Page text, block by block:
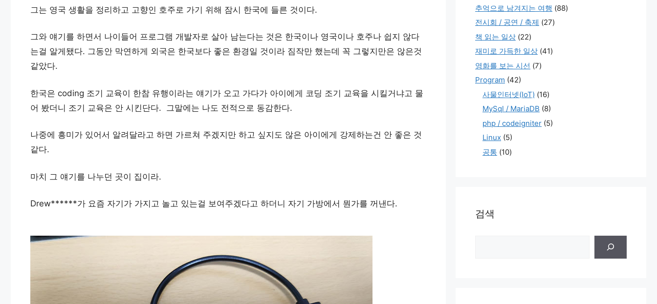
그는 영국 생활을 정리하고 고향인 호주로 가기 위해 잠시 한국에 들른 것이다.
그와 얘기를 하면서 나이들어 프로그램 개발자로 살아 남는다는 것은 한국이나 영국이나 호주나 쉽지 않다
는걸 알게됐다. 그동안 막연하게 외국은 한국보다 좋은 환경일 것이라 짐작만 했는데 꼭 그렇지만은 않은것
같았다.
한국은 coding 조기 교육이 한참 유행이라는 얘기가 오고 가다가 아이에게 코딩 조기 교육을 시킬거냐고 물
어 봤더니 조기 교육은 안 시킨단다. 그말에는 나도 전적으로 동감한다.
나중에 흥미가 있어서 알려달라고 하면 가르쳐 주겠지만 하고 싶지도 않은 아이에게 강제하는건 안 좋은 것
같다.
마치 그 얘기를 나누던 곳이 집이라.
Drew******가 요즘 자기가 가지고 놀고 있는걸 보여주겠다고 하더니 자기 가방에서 뭔가를 꺼낸다.
추억으로 남겨지는 여행 (88)
전시회 / 공연 / 축제 (27)
책 읽는 일상 (22)
재미로 가득한 일상 (41)
영화를 보는 시선 (7)
Program (42)
사물인터넷(IoT) (16)
MySql / MariaDB (8)
php / codeigniter (5)
Linux (5)
공통 (10)
검색